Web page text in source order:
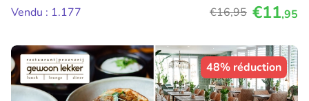
Vendu : 1.177
€16,95 €11,95
48% réduction